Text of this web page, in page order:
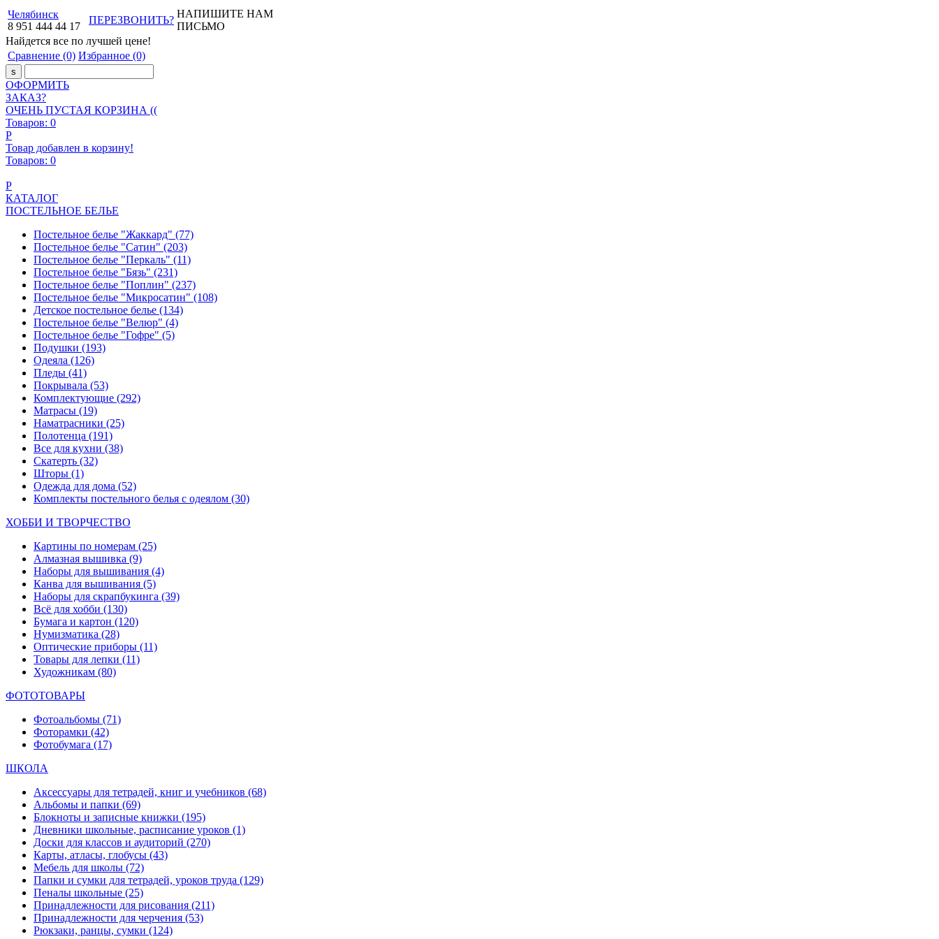
Челябинск
8 951 444 44 17
ПЕРЕЗВОНИТЬ?
НАПИШИТЕ НАМ
ПИСЬМО
Найдется все по лучшей цене!
Сравнение (0) Избранное (0)
ОФОРМИТЬ
ЗАКАЗ?
ОЧЕНЬ ПУСТАЯ КОРЗИНА ((
Товаров: 0
Р
Товар добавлен в корзину!
Товаров: 0
Р
КАТАЛОГ
ПОСТЕЛЬНОЕ БЕЛЬЕ
Постельное белье "Жаккард" (77)
Постельное белье "Сатин" (203)
Постельное белье "Перкаль" (11)
Постельное белье "Бязь" (231)
Постельное белье "Поплин" (237)
Постельное белье "Микросатин" (108)
Детское постельное белье (134)
Постельное белье "Велюр" (4)
Постельное белье "Гофре" (5)
Подушки (193)
Одеяла (126)
Пледы (41)
Покрывала (53)
Комплектующие (292)
Матрасы (19)
Наматрасники (25)
Полотенца (191)
Все для кухни (38)
Скатерть (32)
Шторы (1)
Одежда для дома (52)
Комплекты постельного белья с одеялом (30)
ХОББИ И ТВОРЧЕСТВО
Картины по номерам (25)
Алмазная вышивка (9)
Наборы для вышивания (4)
Канва для вышивания (5)
Наборы для скрапбукинга (39)
Всё для хобби (130)
Бумага и картон (120)
Нумизматика (28)
Оптические приборы (11)
Товары для лепки (11)
Художникам (80)
ФОТОТОВАРЫ
Фотоальбомы (71)
Фоторамки (42)
Фотобумага (17)
ШКОЛА
Аксессуары для тетрадей, книг и учебников (68)
Альбомы и папки (69)
Блокноты и записные книжки (195)
Дневники школьные, расписание уроков (1)
Доски для классов и аудиторий (270)
Карты, атласы, глобусы (43)
Мебель для школы (72)
Папки и сумки для тетрадей, уроков труда (129)
Пеналы школьные (25)
Принадлежности для рисования (211)
Принадлежности для черчения (53)
Рюкзаки, ранцы, сумки (124)